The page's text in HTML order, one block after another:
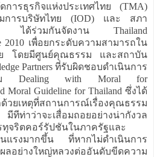
ารธุรกิจแห่งประเทศไทย (TMA)
มการบริษัทไทย (IOD) และ สภา
ย ได้ร่วมกันจัดงาน Thailand
2010 เพื่อยกระดับความสามารถใน
ย โดยมีศูนย์คุณธรรม และสถาบัน
Partners ที่รับผิดชอบดำเนินการ
ลุ่ม Dealing with Moral for
Moral Guideline for Thailand ซึ่งได้
หตุที่สถานการณ์เรื่องคุณธรรม
ทีท่าว่าจะเสื่อมถอยอย่างน่ากังวล
ทุจริตคอร์รัปชันในภาครัฐและ
นแรงมากขึ้น ที่หากไม่ดำเนินการ
ลอย่างใหญ่หลวงต่ออันดับขีดความ